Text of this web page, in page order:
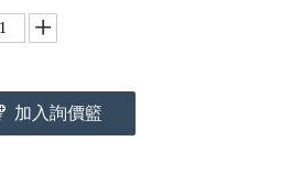
加入詢價籃